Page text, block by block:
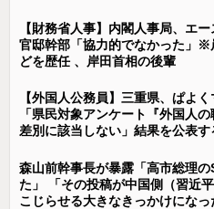
【財務省人事】内閣人事局、エ
官邸幹部「協力的でなかった」※
どを歴任 、岸田首相の後輩
【外国人公務員】三重県、ぱよ
「県民対象アンケート『外国人
差別に該当しない」結果を公表す
森山前幹事長が暴露「高市総理
た」 「その投稿が中国側（習近
こじらせる大きなきっかけになっ